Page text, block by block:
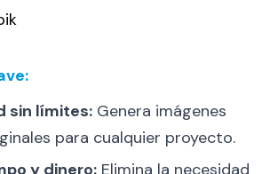
sin límites: Genera imágenes
para cualquier proyecto.
y dinero: Elimina la necesidad